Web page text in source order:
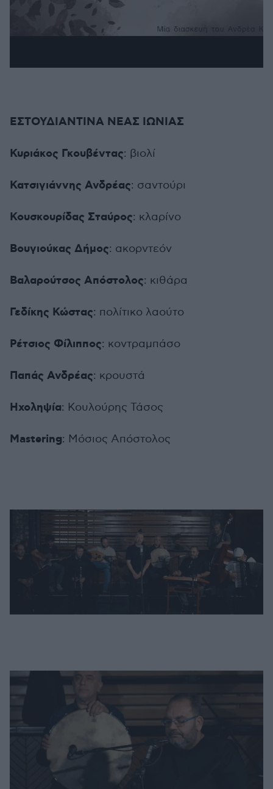
ΕΣΤΟΥΔΙΑΝΤΙΝΑ ΝΕΑΣ ΙΩΝΙΑΣ
Κυριάκος Γκουβέντας: βιολί
Κατσιγιάννης Ανδρέας: σαντούρι
Κουσκουρίδας Σταύρος: κλαρίνο
Βουγιούκας Δήμος: ακορντεόν
Βαλαρούτσος Απόστολος: κιθάρα
Γεδίκης Κώστας: πολίτικο λαούτο
Ρέτσιος Φίλιππος: κοντραμπάσο
Παπάς Ανδρέας: κρουστά
Ηχοληψία: Κουλούρης Τάσος
Mastering: Μόσιος Απόστολος